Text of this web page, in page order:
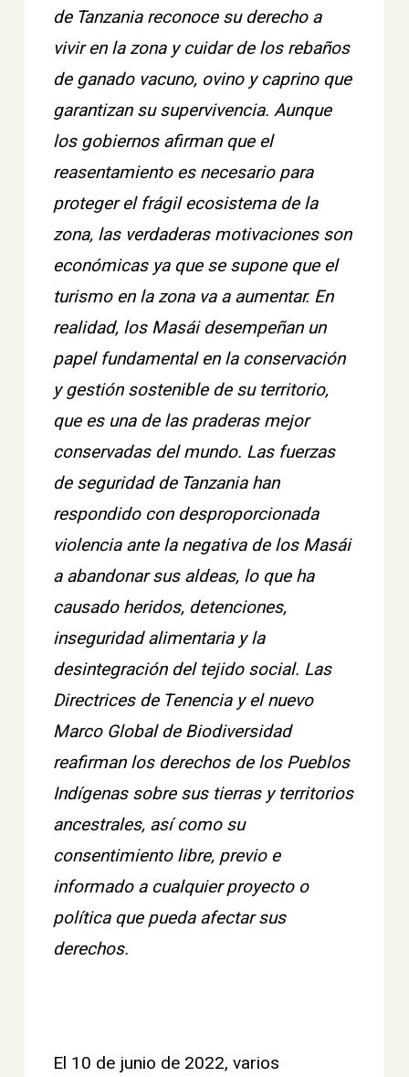
de Tanzania reconoce su derecho a
vivir en la zona y cuidar de los rebaños
de ganado vacuno, ovino y caprino que
garantizan su supervivencia. Aunque
los gobiernos afirman que el
reasentamiento es necesario para
proteger el frágil ecosistema de la
zona, las verdaderas motivaciones son
económicas ya que se supone que el
turismo en la zona va a aumentar. En
realidad, los Masái desempeñan un
papel fundamental en la conservación
y gestión sostenible de su territorio,
que es una de las praderas mejor
conservadas del mundo. Las fuerzas
de seguridad de Tanzania han
respondido con desproporcionada
violencia ante la negativa de los Masái
a abandonar sus aldeas, lo que ha
causado heridos, detenciones,
inseguridad alimentaria y la
desintegración del tejido social. Las
Directrices de Tenencia y el nuevo
Marco Global de Biodiversidad
reafirman los derechos de los Pueblos
Indígenas sobre sus tierras y territorios
ancestrales, así como su
consentimiento libre, previo e
informado a cualquier proyecto o
política que pueda afectar sus
derechos.
El 10 de junio de 2022, varios